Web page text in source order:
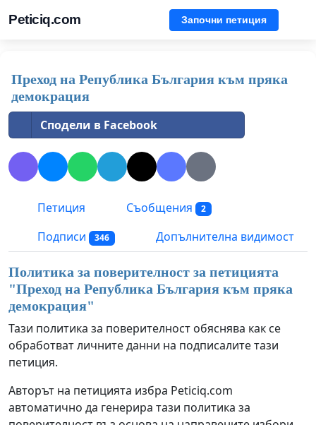
Peticiq.com Започни петиция
Преход на Република България към пряка
демокрация
Сподели в Facebook
Петиция Съобщения 2
Подписи 346 Допълнителна видимост
Политика за поверителност за петицията
"Преход на Република България към пряка
демокрация"
Тази политика за поверителност обяснява как се
обработват личните данни на подписалите тази
петиция.
Авторът на петицията избра Peticiq.com
автоматично да генерира тази политика за